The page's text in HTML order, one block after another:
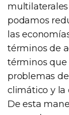
podamos
las
términos de
términos que
problemas
climático y la
De esta